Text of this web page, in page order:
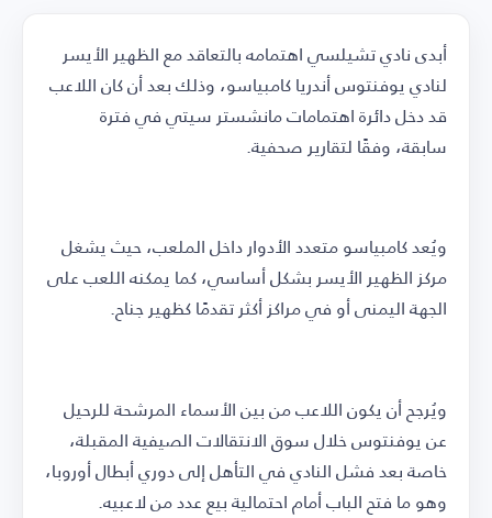
أبدى نادي تشيلسي اهتمامه بالتعاقد مع الظهير الأيسر
لنادي يوفنتوس أندريا كامبياسو، وذلك بعد أن كان اللاعب
قد دخل دائرة اهتمامات مانشستر سيتي في فترة
سابقة، وفقًا لتقارير صحفية.
ويُعد كامبياسو متعدد الأدوار داخل الملعب، حيث يشغل
مركز الظهير الأيسر بشكل أساسي، كما يمكنه اللعب على
الجهة اليمنى أو في مراكز أكثر تقدمًا كظهير جناح.
ويُرجح أن يكون اللاعب من بين الأسماء المرشحة للرحيل
عن يوفنتوس خلال سوق الانتقالات الصيفية المقبلة،
خاصة بعد فشل النادي في التأهل إلى دوري أبطال أوروبا،
وهو ما فتح الباب أمام احتمالية بيع عدد من لاعبيه.